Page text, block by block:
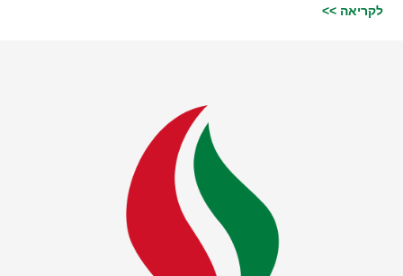
לקריאה >>